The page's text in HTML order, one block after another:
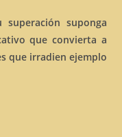
suponga
que convierta a
que irradien ejemplo